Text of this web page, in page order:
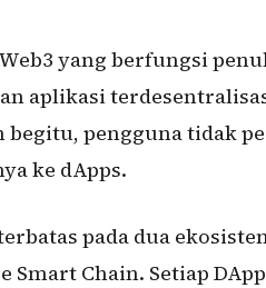
yang berfungsi
aplikasi
begitu, pengguna tidak
ke dApps.
pada dua
Chain. Setiap DApp